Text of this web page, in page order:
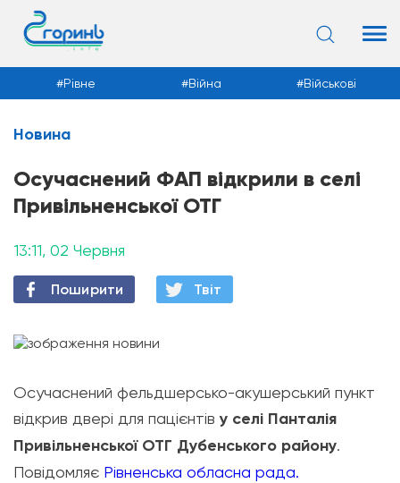
Новини
Рівне Війна Військові
Новина
Осучаснений ФАП відкрили в селі
Привільненської ОТГ
13:11, 02 Червня
Поширити Твiт
Осучаснений фельдшерсько-акушерський пункт
відкрив двері для пацієнтів у селі Панталія
Привільненської ОТГ Дубенського району.
Повідомляє Рівненська обласна рада.